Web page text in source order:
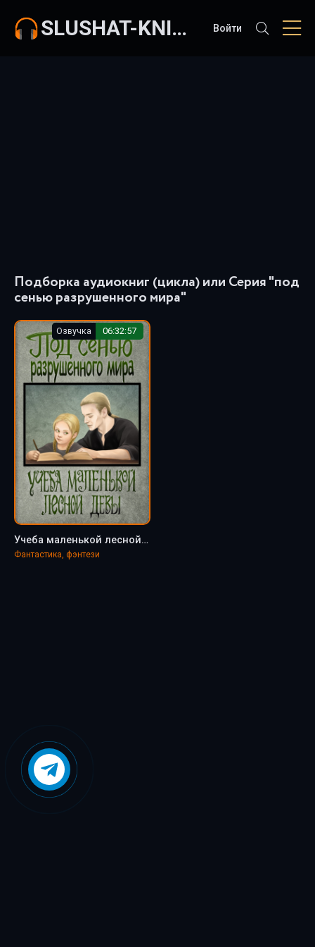
SLUSHAT-KNIGI.COM Войти
Подборка аудиокниг (цикла) или Серия "под
сенью разрушенного мира"
Озвучка 06:32:57
Учеба маленькой лесной девы - Всё будет Уруру
Фантастика, фэнтези